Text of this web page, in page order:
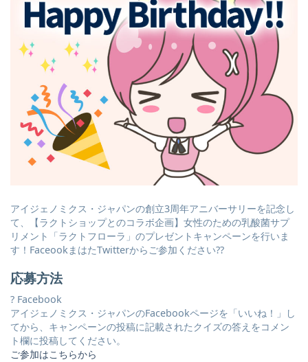
アイジェノミクス・ジャパンの創立3周年アニバーサリーを記念し
て、【ラクトショップとのコラボ企画】女性のための乳酸菌サプ
リメント「ラクトフローラ」のプレゼントキャンペーンを行いま
す！FaceookまはたTwitterからご参加ください??
応募方法
? Facebook
アイジェノミクス・ジャパンのFacebookページを「いいね！」し
てから、キャンペーンの投稿に記載されたクイズの答えをコメン
ト欄に投稿してください。
ご参加はこちらから